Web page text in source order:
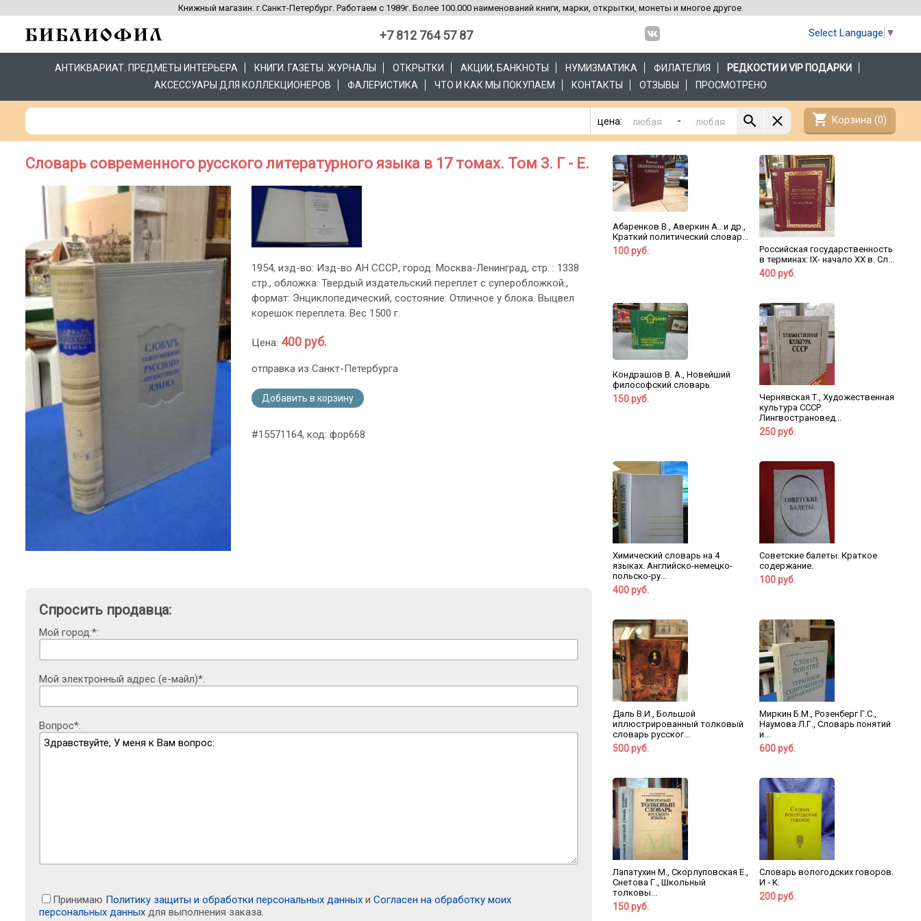
Книжный магазин. г.Санкт-Петербург. Работаем с 1989г. Более 100.000 наименований книги, марки, открытки, монеты и многое другое.
+7 812 764 57 87 Select Language ▼
АНТИКВАРИАТ. ПРЕДМЕТЫ ИНТЕРЬЕРА КНИГИ. ГАЗЕТЫ. ЖУРНАЛЫ ОТКРЫТКИ АКЦИИ, БАНКНОТЫ НУМИЗМАТИКА ФИЛАТЕЛИЯ
РЕДКОСТИ И VIP ПОДАРКИ
АКСЕССУАРЫ ДЛЯ КОЛЛЕКЦИОНЕРОВ
ФАЛЕРИСТИКА ЧТО И КАК МЫ ПОКУПАЕМ КОНТАКТЫ ОТЗЫВЫ ПРОСМОТРЕНО
цена: - shopping_cart Корзина (0)
Словарь современного русского литературного языка в 17 томах. Том 3. Г - Е.
1954, изд-во: Изд-во АН СССР, город: Москва-Ленинград, стр. : 1338
стр., обложка: Твердый издательский переплет с суперобложкой.,
формат: Энциклопедический, состояние: Отличное у блока. Выцвел
корешок переплета. Вес 1500 г.
Цена: 400 руб.
отправка из Санкт-Петербурга
Добавить в корзину
#15571164, код: фор668
Спросить продавца:
Мой город:*:
Мой электронный адрес (е-майл)*:
Вопрос*:
Принимаю Политику защиты и обработки персональных данных и Согласен на обработку моих
персональных данных для выполнения заказа.
Абаренков В., Аверкин А.. и др.,
Краткий политический словар...
100 руб.
Российская государственность
в терминах: IX- начало XX в. Сл...
400 руб.
Кондрашов В. А., Новейший
философский словарь.
150 руб.
Чернявская Т., Художественная
культура СССР.
Лингвострановед...
250 руб.
Химический словарь на 4
языках. Английско-немецко-
польско-ру...
400 руб.
Советские балеты. Краткое
содержание.
100 руб.
Даль В.И., Большой
иллюстрированный толковый
словарь русског...
500 руб.
Миркин Б.М., Розенберг Г.С.,
Наумова Л.Г., Словарь понятий
и...
600 руб.
Лапатухин М., Скорлуповская Е.,
Снетова Г., Школьный
толковы...
150 руб.
Словарь вологодских говоров.
И - К.
200 руб.